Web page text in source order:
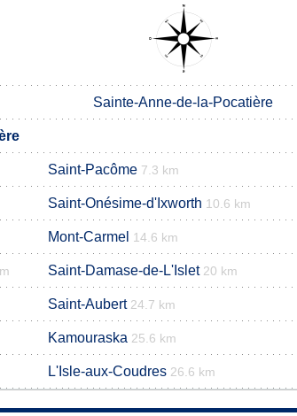
Sainte-Anne-de-la-Pocatière
Saint-Pacôme 7.3 km
Saint-Onésime-d'Ixworth 10.6 km
Mont-Carmel 14.6 km
Saint-Damase-de-L'Islet 20 km
Saint-Aubert 24.7 km
Kamouraska 25.6 km
L'Isle-aux-Coudres 26.6 km